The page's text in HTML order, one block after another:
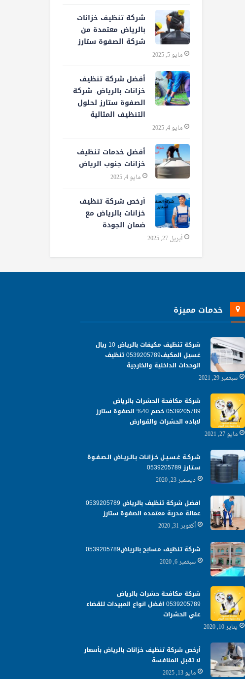
شركة تنظيف خزانات
بالرياض معتمدة من
شركة الصفوة ستارز
مايو 5, 2025
أفضل شركة تنظيف
خزانات بالرياض: شركة
الصفوة ستارز لحلول
التنظيف المثالية
مايو 4, 2025
أفضل خدمات تنظيف
خزانات جنوب الرياض
مايو 4, 2025
أرخص شركة تنظيف
خزانات بالرياض مع
ضمان الجودة
أبريل 27, 2025
خدمات مميزة
شركة تنظيف مكيفات بالرياض 10 ريال
غسيل المكيف0539205789 تنظيف
الوحدات الداخلية والخارجية
سبتمبر 29, 2021
شركة مكافحة الحشرات بالرياض
0539205789 خصم 40% الصفوة ستارز
لاباده الحشرات والقوارض
مايو 27, 2021
شـركـة غـسـيـل خـزانـات بـالـريـاض الـصـفـوة
سـتـارز 0539205789
ديسمبر 23, 2020
افضل شركة تنظيف بالرياض 0539205789
عمالة مدربة معتمده الصفوة ستارز
أكتوبر 31, 2020
شركة تنظيف مسابح بالرياض0539205789
سبتمبر 6, 2020
شركة مكافحة حشرات بالرياض
0539205789 افضل انواع المبيدات للقضاء
علي الحشرات
يناير 10, 2020
أرخص شركة تنظيف خزانات بالرياض بأسعار
لا تقبل المنافسة
مايو 13, 2025